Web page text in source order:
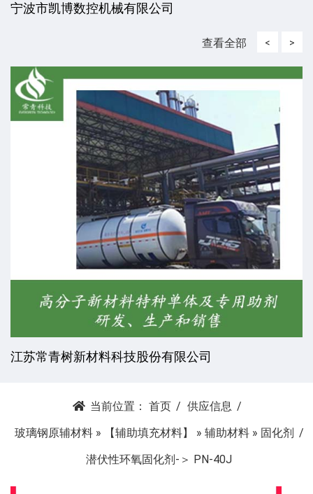
宁波市凯博数控机械有限公司
查看全部 <
江苏常青树新材料科技股份有限公司
>
当前位置： 首页
供应信息
玻璃钢原辅材料» 【辅助填充材料】 » 辅助材料» 固化剂
潜伏性环氧固化剂-＞ PN-40J